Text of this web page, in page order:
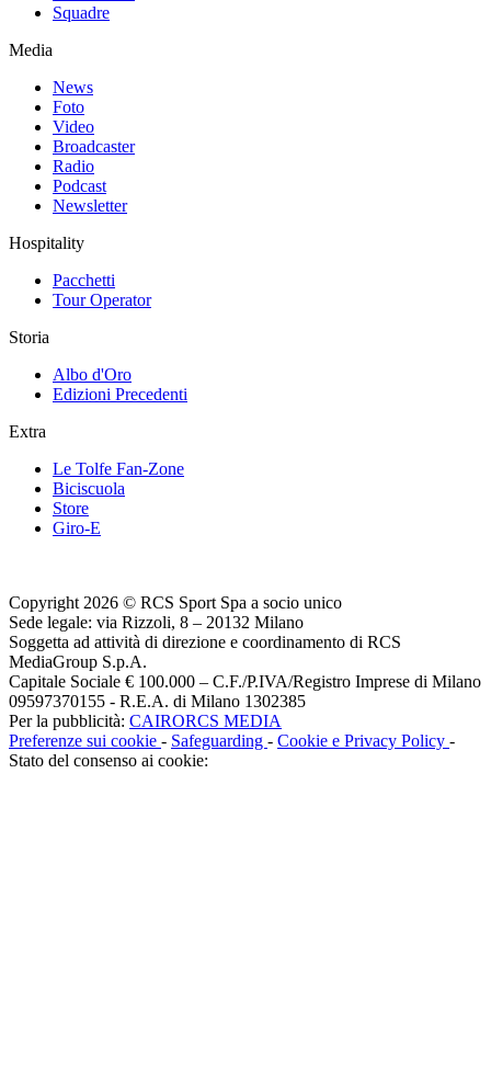
Squadre
Media
News
Foto
Video
Broadcaster
Radio
Podcast
Newsletter
Hospitality
Pacchetti
Tour Operator
Storia
Albo d'Oro
Edizioni Precedenti
Extra
Le Tolfe Fan-Zone
Biciscuola
Store
Giro-E
Copyright 2026 © RCS Sport Spa a socio unico
Sede legale: via Rizzoli, 8 – 20132 Milano
Soggetta ad attività di direzione e coordinamento di RCS
MediaGroup S.p.A.
Capitale Sociale € 100.000 – C.F./P.IVA/Registro Imprese di Milano
09597370155 - R.E.A. di Milano 1302385
Per la pubblicità: CAIRORCS MEDIA
Preferenze sui cookie - Safeguarding - Cookie e Privacy Policy -
Stato del consenso ai cookie: